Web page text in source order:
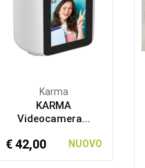
Karma
KARMA
Videocamera...
€ 42,00 NUOVO